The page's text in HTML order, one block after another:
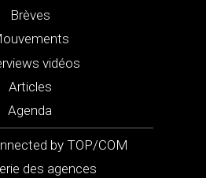
Brèves
vidéos
Articles
Agenda
by TOP/COM
des agences